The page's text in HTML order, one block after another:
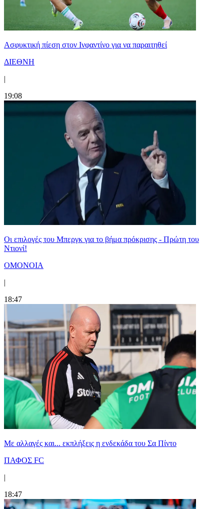
Ασφυκτική πίεση στον Ινφαντίνο για να παραιτηθεί
ΔΙΕΘΝΗ
|
19:08
Οι επιλογές του Μπεργκ για το βήμα πρόκρισης - Πρώτη του
Ντιονί!
ΟΜΟΝΟΙΑ
|
18:47
Με αλλαγές και... εκπλήξεις η ενδεκάδα του Σα Πίντο
ΠΑΦΟΣ FC
|
18:47